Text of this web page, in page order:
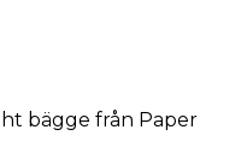
bägge från Paper